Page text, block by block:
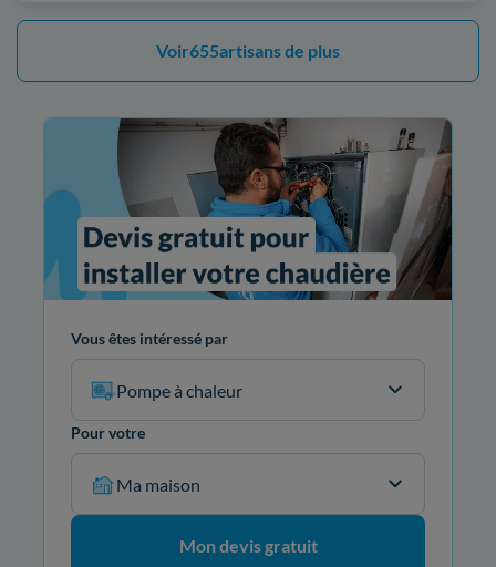
Voir655artisans de plus
Vous êtes intéressé par
Pompe à chaleur
Pour votre
Ma maison
Mon devis gratuit